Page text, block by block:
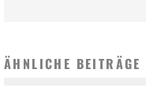
ÄHNLICHE BEITRÄGE